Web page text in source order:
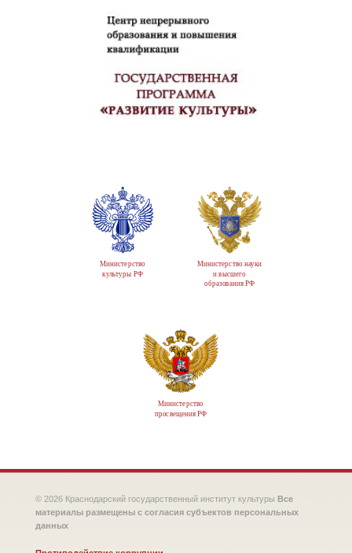
Министерство
культуры РФ
Министерство науки
и высшего
образования РФ
Министерство
просвещения РФ
© 2026 Краснодарский государственный институт культуры Все
материалы размещены с согласия субъектов персональных
данных